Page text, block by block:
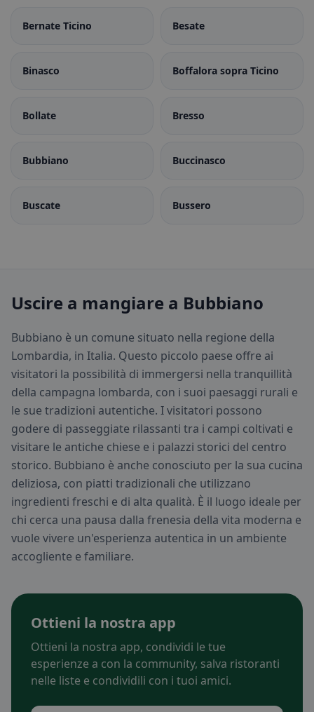
Bernate Ticino Besate
Binasco Boffalora sopra Ticino
Bollate Bresso
Bubbiano Buccinasco
Buscate Bussero
Uscire a mangiare a Bubbiano
Bubbiano è un comune situato nella regione della
Lombardia, in Italia. Questo piccolo paese offre ai
visitatori la possibilità di immergersi nella tranquillità
della campagna lombarda, con i suoi paesaggi rurali e
le sue tradizioni autentiche. I visitatori possono
godere di passeggiate rilassanti tra i campi coltivati e
visitare le antiche chiese e i palazzi storici del centro
storico. Bubbiano è anche conosciuto per la sua cucina
deliziosa, con piatti tradizionali che utilizzano
ingredienti freschi e di alta qualità. È il luogo ideale per
chi cerca una pausa dalla frenesia della vita moderna e
vuole vivere un'esperienza autentica in un ambiente
accogliente e familiare.
Ottieni la nostra app
Ottieni la nostra app, condividi le tue
esperienze a con la community, salva ristoranti
nelle liste e condividili con i tuoi amici.